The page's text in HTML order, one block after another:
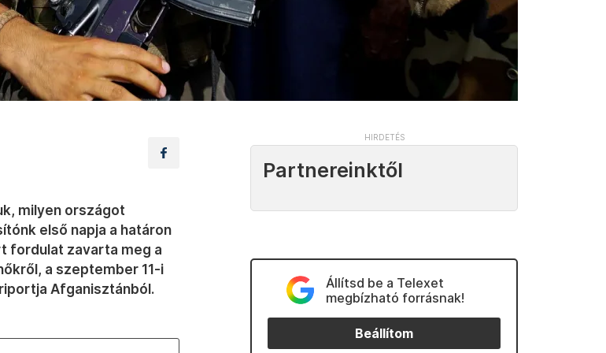
milyen országot
első napja a határon
fordulat zavarta meg a
a szeptember 11-i
Afganisztánból.
Partnereinktől
Állítsd be a Telexet
megbízható forrásnak!
Beállítom